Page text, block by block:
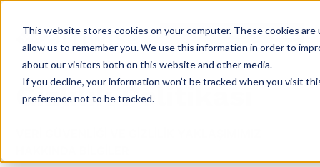
This website stores cookies on your computer. These cookies
allow us to remember you. We use this information in order to
about our visitors both on this website and other media.
If you decline, your information won’t be tracked when you visit
preference not to be tracked.
Gizlilik Politikası